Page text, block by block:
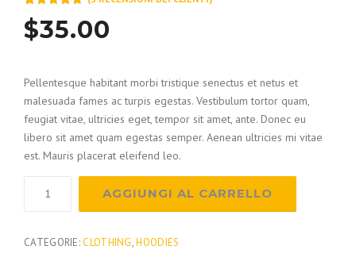
Valutato
4.67su 5
su base
$35.00
Pellentesque habitant morbi tristique senectus et netus et
malesuada fames ac turpis egestas. Vestibulum tortor quam,
feugiat vitae, ultricies eget, tempor sit amet, ante. Donec eu
libero sit amet quam egestas semper. Aenean ultricies mi vitae
est. Mauris placerat eleifend leo.
AGGIUNGI AL CARRELLO
CATEGORIE:CLOTHING,HOODIES